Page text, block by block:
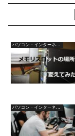
パソコン・インターネット